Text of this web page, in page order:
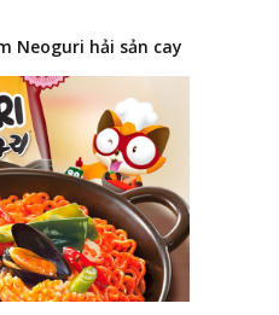
Neoguri hải sản cay